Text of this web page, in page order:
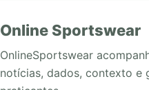
Online Sportswear
OnlineSportswear
notícias, dados, contexto e